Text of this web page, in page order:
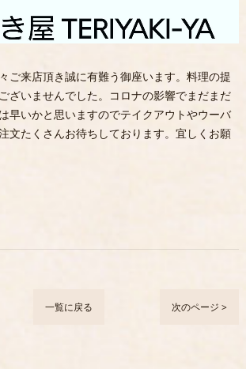
ご来店頂き誠に有難う御座います。料理の提
ざいませんでした。コロナの影響でまだまだ
早いかと思いますのでテイクアウトやウーバ
文たくさんお待ちしております。宜しくお願
一覧に戻る 次のページ >